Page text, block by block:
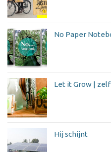
No Paper
Let it Grow |
Hij schijnt